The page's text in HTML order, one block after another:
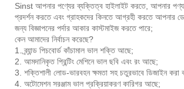
Sinst আপনার পণ্যের ব্যক্তিত্ব হাইলাইট করতে, আপনার
প্রদর্শন করতে এবং গ্রাহকদের কিনতে আগ্রহী করতে আপনার
জন্য বিজ্ঞাপনের পর্দার আকার কাস্টমাইজ করতে পারে;
কেন আমাদের নির্বাচন করেছে?
1. ব্র্যান্ড পিচবোর্ড কাঁচামাল ভাল শক্তি আছে;
2. আমদানিকৃত প্রিন্টিং মেশিনে ভাল ছবি এবং রং আছে;
3. শক্তিশালী লোড-ভারবহন ক্ষমতা সহ চতুরভাবে ডিজাইন করা
4. অটোমেশন সরঞ্জাম ভাল প্রক্রিয়াকরণ কারিগর আছে;